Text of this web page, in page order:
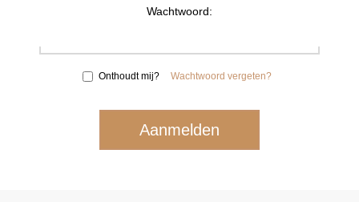
Wachtwoord:
Onthoudt mij? Wachtwoord vergeten?